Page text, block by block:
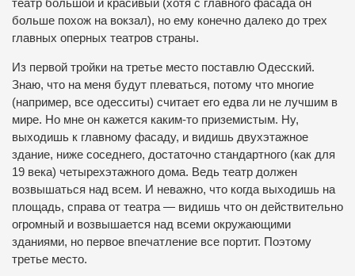
театр большой и красивый (хотя с главного фасада он
больше похож на вокзал), но ему конечно далеко до трех
главных оперных театров страны.
Из первой тройки на третье место поставлю Одесский.
Знаю, что на меня будут плеваться, потому что многие
(например, все одесситы) считает его едва ли не лучшим в
мире. Но мне он кажется каким-то приземистым. Ну,
выходишь к главному фасаду, и видишь двухэтажное
здание, ниже соседнего, достаточно стандартного (как для
19 века) четырехэтажного дома. Ведь театр должен
возвышаться над всем. И неважно, что когда выходишь на
площадь, справа от театра — видишь что он действительно
огромный и возвышается над всеми окружающими
зданиями, но первое впечатление все портит. Поэтому
третье место.